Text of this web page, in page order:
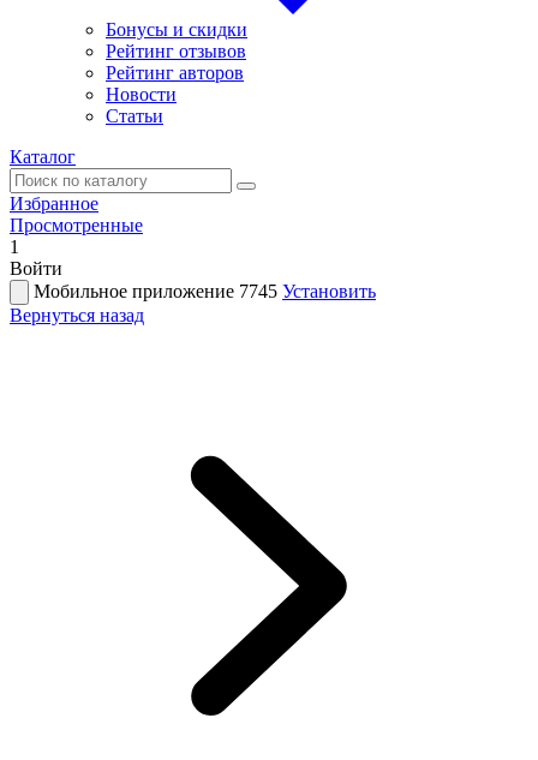
Бонусы и скидки
Рейтинг отзывов
Рейтинг авторов
Новости
Статьи
Каталог
Избранное
Просмотренные
1
Войти
Мобильное приложение 7745 Установить
Вернуться назад